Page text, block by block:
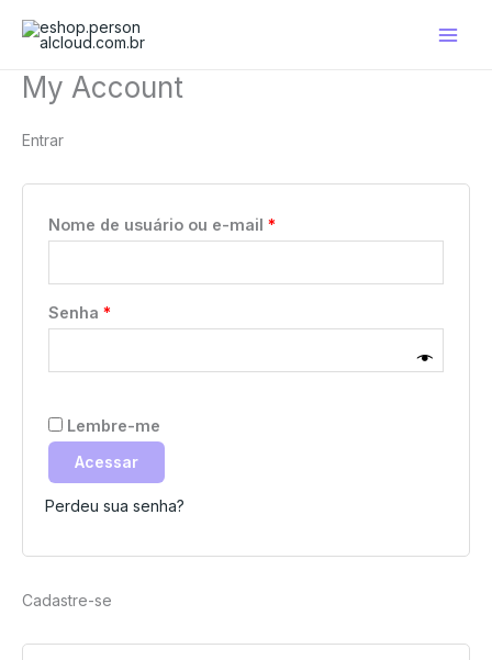
para
conteúdo
My Account
Entrar
Nome de usuário ou e-mail *
Senha *
Lembre-me
Acessar
Perdeu sua senha?
Cadastre-se